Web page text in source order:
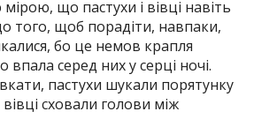
що пастухи і вівці навіть
того, щоб порадіти, навпаки,
бо це немов крапля
впала серед них у серці ночі.
пастухи шукали порятунку
вівці сховали голови між